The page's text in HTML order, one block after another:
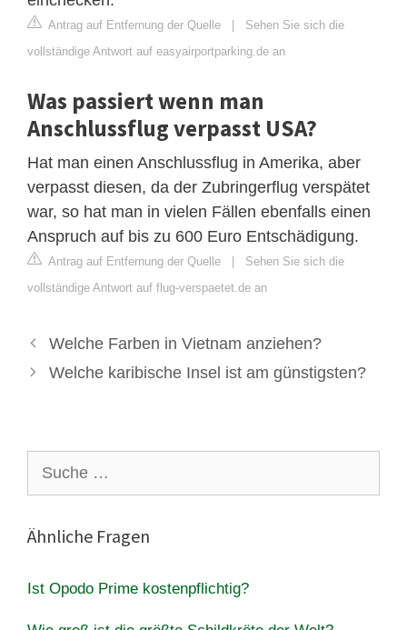
Antrag auf Entfernung der Quelle | Sehen Sie sich die
vollständige Antwort auf easyairportparking.de an
Was passiert wenn man
Anschlussflug verpasst USA?
Hat man einen Anschlussflug in Amerika, aber
verpasst diesen, da der Zubringerflug verspätet
war, so hat man in vielen Fällen ebenfalls einen
Anspruch auf bis zu 600 Euro Entschädigung.
Antrag auf Entfernung der Quelle | Sehen Sie sich die
vollständige Antwort auf flug-verspaetet.de an
Welche Farben in Vietnam anziehen?
Welche karibische Insel ist am günstigsten?
nach:
Ähnliche Fragen
Ist Opodo Prime kostenpflichtig?